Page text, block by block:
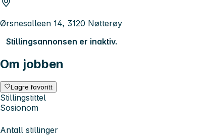
Ørsnesalleen 14, 3120 Nøtterøy
Stillingsannonsen er inaktiv.
Om jobben
Lagre favoritt
Stillingstittel
Sosionom
Antall stillinger